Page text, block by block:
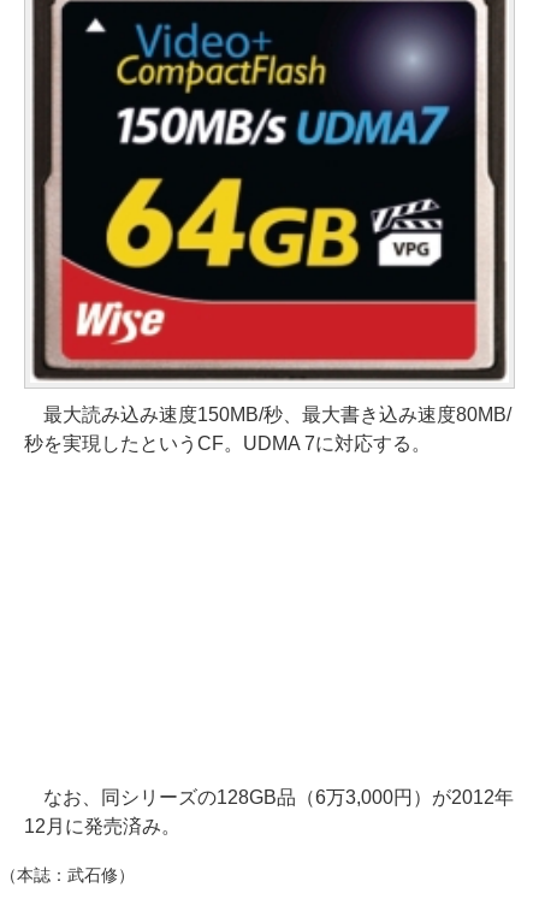
最大読み込み速度150MB/秒、最大書き込み速度80MB/
秒を実現したというCF。UDMA 7に対応する。
なお、同シリーズの128GB品（6万3,000円）が2012年
12月に発売済み。
（本誌：武石修）